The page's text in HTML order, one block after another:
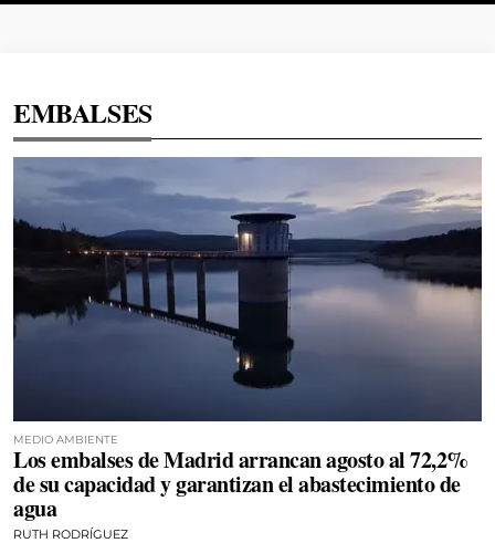
EMBALSES
MEDIO AMBIENTE
Los embalses de Madrid arrancan agosto al 72,2%
de su capacidad y garantizan el abastecimiento de
agua
RUTH RODRÍGUEZ